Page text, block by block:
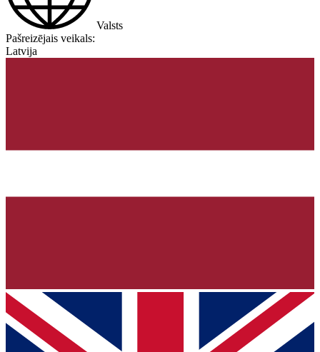
Valsts
Pašreizējais veikals:
Latvija